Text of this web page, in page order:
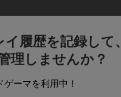
履歴を記録して、
理しませんか？
ゲーマを利用中！